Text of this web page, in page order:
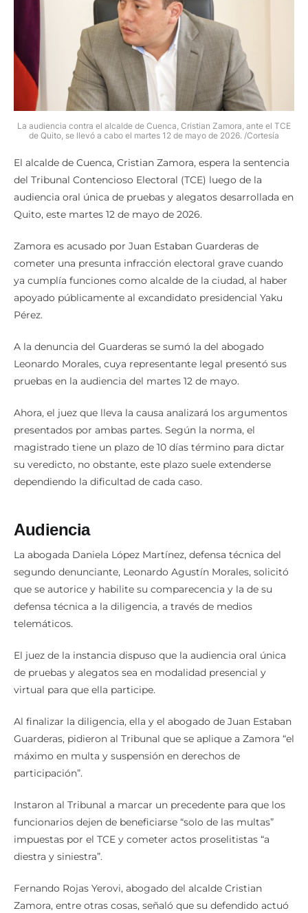
La audiencia contra el alcalde de Cuenca, Cristian Zamora, ante el TCE
de Quito, se llevó a cabo el martes 12 de mayo de 2026. /Cortesía
El alcalde de Cuenca, Cristian Zamora, espera la sentencia
del Tribunal Contencioso Electoral (TCE) luego de la
audiencia oral única de pruebas y alegatos desarrollada en
Quito, este martes 12 de mayo de 2026.
Zamora es acusado por Juan Estaban Guarderas de
cometer una presunta infracción electoral grave cuando
ya cumplía funciones como alcalde de la ciudad, al haber
apoyado públicamente al excandidato presidencial Yaku
Pérez.
A la denuncia del Guarderas se sumó la del abogado
Leonardo Morales, cuya representante legal presentó sus
pruebas en la audiencia del martes 12 de mayo.
Ahora, el juez que lleva la causa analizará los argumentos
presentados por ambas partes. Según la norma, el
magistrado tiene un plazo de 10 días término para dictar
su veredicto, no obstante, este plazo suele extenderse
dependiendo la dificultad de cada caso.
Audiencia
La abogada Daniela López Martínez, defensa técnica del
segundo denunciante, Leonardo Agustín Morales, solicitó
que se autorice y habilite su comparecencia y la de su
defensa técnica a la diligencia, a través de medios
telemáticos.
El juez de la instancia dispuso que la audiencia oral única
de pruebas y alegatos sea en modalidad presencial y
virtual para que ella participe.
Al finalizar la diligencia, ella y el abogado de Juan Estaban
Guarderas, pidieron al Tribunal que se aplique a Zamora “el
máximo en multa y suspensión en derechos de
participación”.
Instaron al Tribunal a marcar un precedente para que los
funcionarios dejen de beneficiarse “solo de las multas”
impuestas por el TCE y cometer actos proselitistas “a
diestra y siniestra”.
Fernando Rojas Yerovi, abogado del alcalde Cristian
Zamora, entre otras cosas, señaló que su defendido actuó